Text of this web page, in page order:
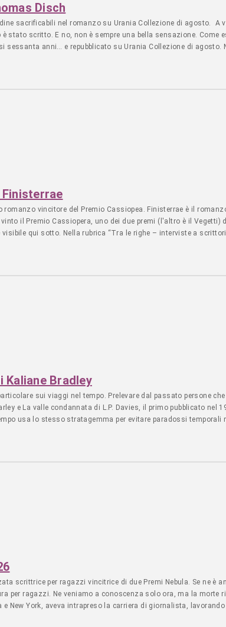
Disch
sacrificabili nel romanzo su Urania Collezione di agosto. A
stato scritto. E no, non è sempre una bella sensazione. Come
sessanta anni… e repubblicato su Urania Collezione di
facciata che copre un regime... - Leggi l'articolo LIBRI -
Finisterrae
vincitore del Premio Cassiopea. Finisterrae è il
il Premio Cassiopera, uno dei due premi (l'altro è il Vegetti)
qui sotto. Nella rubrica “Tra le righe – interviste a
- Leggi l'articolo LIBRI - Editoria - 6 agosto 2026 -
Bradley
sui viaggi nel tempo. Prelevare dal passato persone
e La valle condannata di L.P. Davies, il primo pubblicato
usa lo stesso stratagemma per evitare paradossi
del tempo, ma una volta arrivati ai nostri... - Leggi l'articolo
scrittrice per ragazzi vincitrice di due Premi Nebula. Se ne
per ragazzi. Ne veniamo a conoscenza solo ora, ma la
New York, aveva intrapreso la carriera di giornalista,
varie nomination nei più importanti... - Leggi